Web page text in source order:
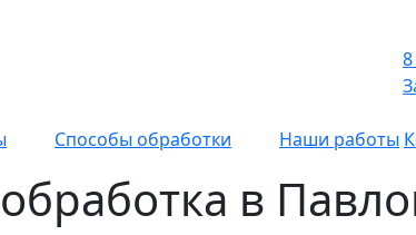
Способы обработки Наши работы
в